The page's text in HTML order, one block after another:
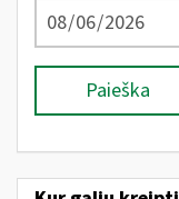
Paieška